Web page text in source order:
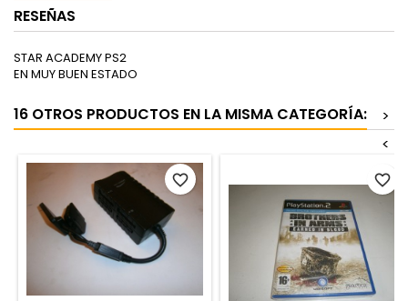
RESEÑAS
STAR ACADEMY PS2
EN MUY BUEN ESTADO
16 OTROS PRODUCTOS EN LA MISMA CATEGORÍA:
>
<
favorite_border favorite_border